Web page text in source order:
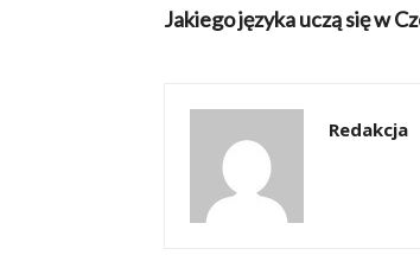
Jakiego języka uczą się w
Redakcja